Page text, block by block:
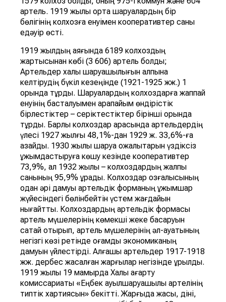
артель. 1919 жылы орта шаруалардың бір
бөлігінің колхозға енуімен кооперативтер саны
едәуір өсті.
1919 жылдың аяғында 6189 колхоздың
жартысынан көбі (3 606) артель болды;
Артельдер халық шаруашылығын қалпына
келтірудің бүкіл кезеңінде (1921-1925 жж.) 1
орында тұрды. Шаруалардың колхоздарға жаппай
енуінің басталуымен қарапайым өндірістік
бірлестіктер – серіктестіктер бірінші орында
тұрды. Барлық колхоздар арасында артельдердің
үлесі 1927 жылғы 48,1%-дан 1929 ж. 33,6%-ға
азайды. 1930 жылы шаруа қожалықтарын үздіксіз
ұжымдастыруға көшу кезінде кооперативтер
73,9%, ал 1932 жылы – колхоздардың жалпы
санының 95,9% құрады. Колхоздар қозғалысының
одан әрі дамуы артельдік форманың ұжымшар
жүйесіндегі бөлінбейтін үстем жағдайын
нығайтты. Колхоздардың артельдік формасы
артель мүшелерінің көмекші жеке басқаруын
сақтай отырып, артель мүшелерінің әл-ауқатының
негізгі көзі ретінде қоғамдық экономиканың
дамуын үйлестірді. Алғашқы артельдер 1917-1918
жж. дербес жасалған жарғылар негізінде құрылды.
1919 жылы 19 мамырда Халық ағарту
комиссариаты «Еңбек ауылшаруашылық артелінің
типтік хартиясын» бекітті. Жарғыда жасы, діні,